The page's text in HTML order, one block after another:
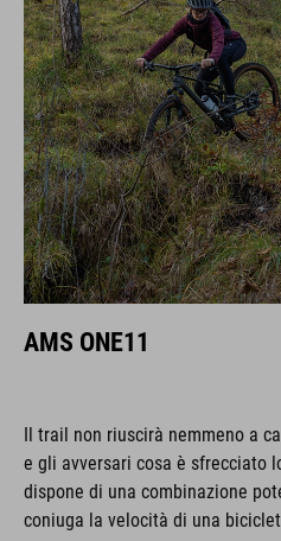
AMS ONE11
Il trail non riuscirà nemmeno a
e gli avversari cosa è sfrecciato
dispone di una combinazione
coniuga la velocità di una